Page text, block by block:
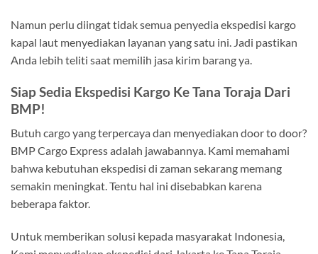
Namun perlu diingat tidak semua penyedia ekspedisi kargo
kapal laut menyediakan layanan yang satu ini. Jadi pastikan
Anda lebih teliti saat memilih jasa kirim barang ya.
Siap Sedia Ekspedisi Kargo Ke Tana Toraja Dari
BMP!
Butuh cargo yang terpercaya dan menyediakan door to door?
BMP Cargo Express adalah jawabannya. Kami memahami
bahwa kebutuhan ekspedisi di zaman sekarang memang
semakin meningkat. Tentu hal ini disebabkan karena
beberapa faktor.
Untuk memberikan solusi kepada masyarakat Indonesia,